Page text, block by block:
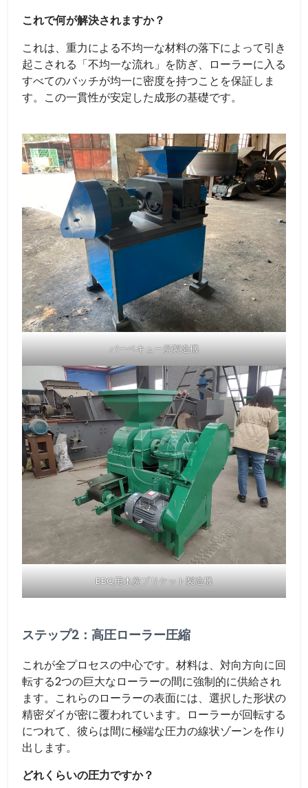
これで何が解決されますか？
これは、重力による不均一な材料の落下によって引き
起こされる「不均一な流れ」を防ぎ、ローラーに入る
すべてのバッチが均一に密度を持つことを保証しま
す。この一貫性が安定した成形の基礎です。
バーベキュー炭製造機
BBQ用木炭ブリケット製造機
ステップ2：高圧ローラー圧縮
これが全プロセスの中心です。材料は、対向方向に回
転する2つの巨大なローラーの間に強制的に供給され
ます。これらのローラーの表面には、選択した形状の
精密ダイが密に覆われています。ローラーが回転する
につれて、彼らは間に極端な圧力の線状ゾーンを作り
出します。
どれくらいの圧力ですか？